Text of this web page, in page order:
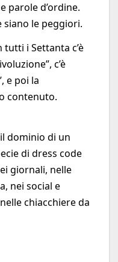
parole d’ordine.
siano le peggiori.
tutti i Settanta c’è
c’è
e poi la
contenuto.
dominio di un
di dress code
giornali, nelle
nei social e
chiacchiere da